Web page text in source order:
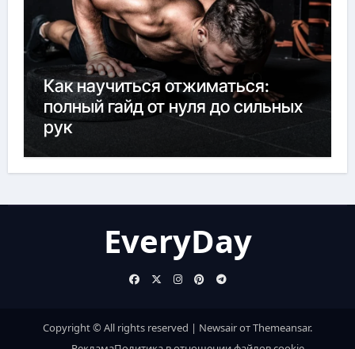
Как научиться отжиматься:
полный гайд от нуля до сильных
рук
EveryDay
Copyright © All rights reserved | NewsairотThemeansar.